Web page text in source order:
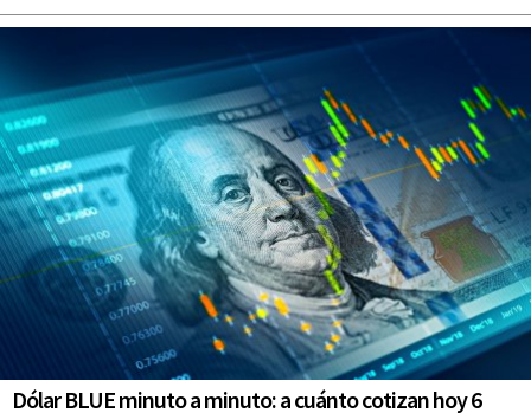
Dólar BLUE minuto a minuto: a cuánto cotizan hoy 6